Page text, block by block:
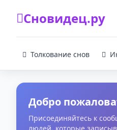
Сновидец.ру
Толкование снов
Добро
Присоединяйтесь к